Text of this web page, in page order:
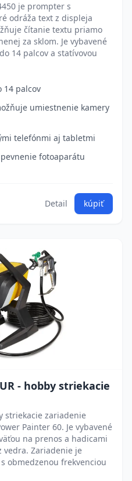
je prompter s
odráža text z displeja
čítanie textu priamo
za sklom. Je vybavené
14 palcov a statívovou
14 palcov
umiestnenie kamery
telefónmi aj tabletmi
fotoaparátu
Detail kúpiť
- hobby striekacie
striekacie zariadenie
Painter 60. Je vybavené
na prenos a hadicami
vedra. Zariadenie je
obmedzenou frekvenciou